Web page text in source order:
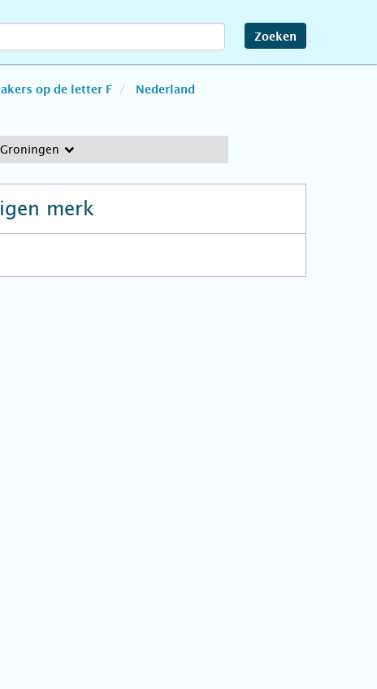
Zoeken
op de letter F
Nederland
merk